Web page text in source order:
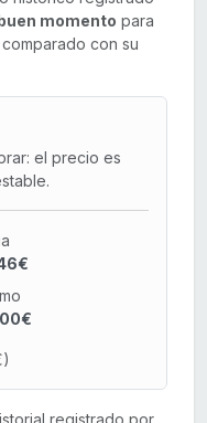
momento para
con su
el precio es